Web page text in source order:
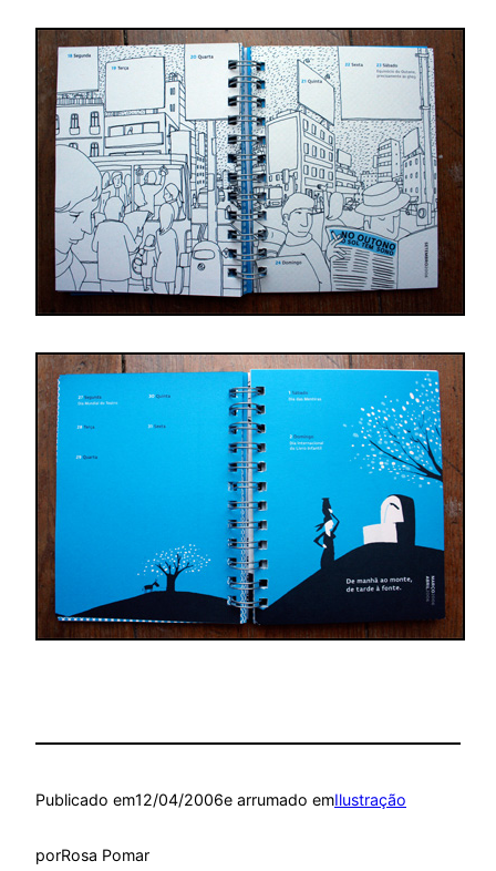
Publicado em12/04/2006e arrumado emIlustração
porRosa Pomar